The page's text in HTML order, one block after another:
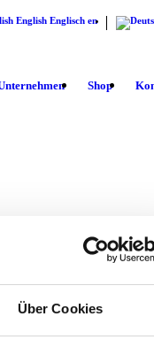
Über Cookies
English Englisch en
Shop